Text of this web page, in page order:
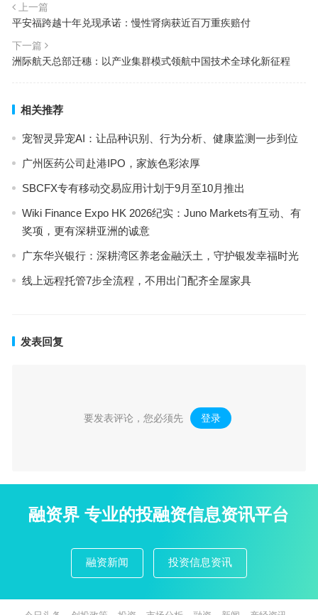
上一篇
平安福跨越十年兑现承诺：慢性肾病获近百万重疾赔付
下一篇
洲际航天总部迁穗：以产业集群模式领航中国技术全球化新征程
相关推荐
宠智灵异宠AI：让品种识别、行为分析、健康监测一步到位
广州医药公司赴港IPO，家族色彩浓厚
SBCFX专有移动交易应用计划于9月至10月推出
Wiki Finance Expo HK 2026纪实：Juno Markets有互动、有
奖项，更有深耕亚洲的诚意
广东华兴银行：深耕湾区养老金融沃土，守护银发幸福时光
线上远程托管7步全流程，不用出门配齐全屋家具
发表回复
要发表评论，您必须先 登录 。
融资界 专业的投融资信息资讯平台
融资新闻 投资信息资讯